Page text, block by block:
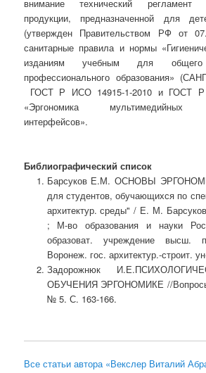
внимание технический регламент
продукции, предназначенной для
(утвержден Правительством РФ от
санитарные правила и нормы
изданиям учебным для
профессионального образования»
ГОСТ Р ИСО 14915-1-2010 и ГОСТ Р
«Эргономика мультимедийных
интерфейсов».
Библиографический список
Барсуков Е.М. ОСНОВЫ
для студентов, обучающихся по
архитектур. среды" / Е. М.
; М-во образования и науки
образоват. учреждение высш.
Воронеж. гос. архитектур.-строит.
Задорожнюк
ОБУЧЕНИЯ ЭРГОНОМИКЕ //Вопросы
№ 5. С. 163-166.
Все статьи автора «Векслер Виталий